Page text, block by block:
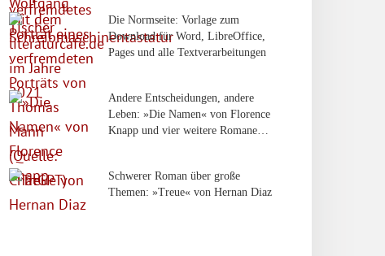
Die Normseite: Vorlage zum
Download für Word, LibreOffice,
Pages und alle Textverarbeitungen
Andere Entscheidungen, andere
Leben: »Die Namen« von Florence
Knapp und vier weitere Romane…
Schwerer Roman über große
Themen: »Treue« von Hernan Diaz